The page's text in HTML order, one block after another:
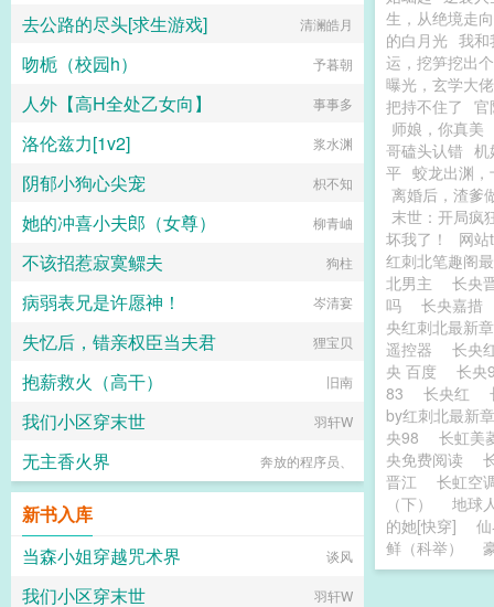
生，从绝境走
的白月光 我和
运，挖笋挖出
曝光，玄学大
把持不住了 官
师娘，你真美
哥磕头认错 机
平 蛟龙出渊
离婚后，渣爹
末世：开局疯
坏我了！
网
红刺北笔趣阁
北男主
长央
吗
长央嘉措
央红刺北最新
遥控器
长央
央 百度
长
83
长央红
by红刺北最新
央98
长虹
央免费阅读
晋江
长虹空
（下）
地球
的她[快穿]
鲜（科举）
去公路的尽头[求生游戏] 清澜皓月
吻栀（校园h） 予暮朝
人外【高H全处乙女向】 事事多
洛伦兹力[1v2] 浆水渊
阴郁小狗心尖宠 枳不知
她的冲喜小夫郎（女尊） 柳青岫
不该招惹寂寞鳏夫 狗柱
病弱表兄是许愿神！ 岑清宴
失忆后，错亲权臣当夫君 狸宝贝
抱薪救火（高干） 旧南
我们小区穿末世 羽轩W
无主香火界 奔放的程序员、
新书入库
当森小姐穿越咒术界
谈风
我们小区穿末世 羽轩W